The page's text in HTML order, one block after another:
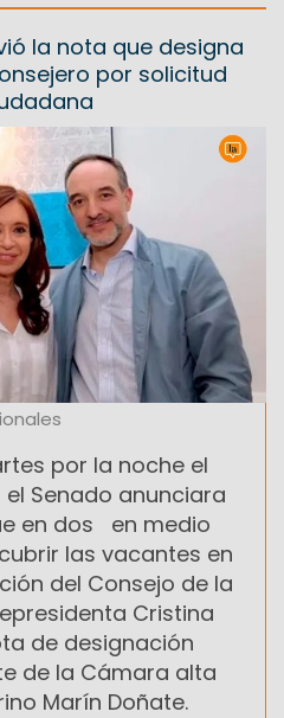
la nota que designa
por solicitud
por la noche el
Senado anunciara
en dos en medio
las vacantes en
del Consejo de la
Cristina
de designación
de la Cámara alta
Marín Doñate.